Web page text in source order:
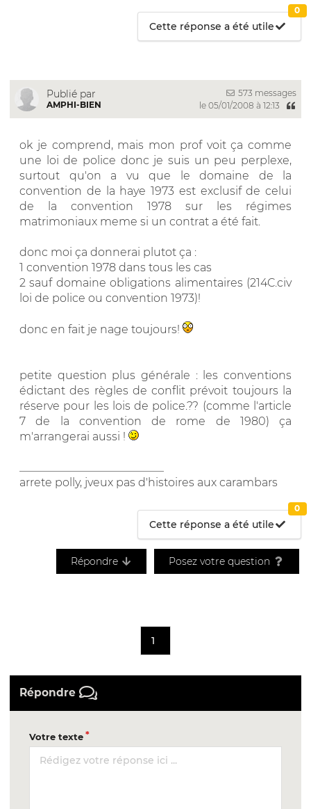
Cette réponse a été utile
0
Publié par
AMPHI-BIEN
573 messages
le 05/01/2008 à 12:13
ok je comprend, mais mon prof voit ça comme
une loi de police donc je suis un peu perplexe,
surtout qu'on a vu que le domaine de la
convention de la haye 1973 est exclusif de celui
de la convention 1978 sur les régimes
matrimoniaux meme si un contrat a été fait.
donc moi ça donnerai plutot ça :
1 convention 1978 dans tous les cas
2 sauf domaine obligations alimentaires (214C.civ
loi de police ou convention 1973)!
donc en fait je nage toujours!
petite question plus générale : les conventions
édictant des règles de conflit prévoit toujours la
réserve pour les lois de police.?? (comme l'article
7 de la convention de rome de 1980) ça
m'arrangerai aussi !
arrete polly, jveux pas d'histoires aux carambars
Cette réponse a été utile
0
Répondre Posez votre question
1
Répondre
Votre texte